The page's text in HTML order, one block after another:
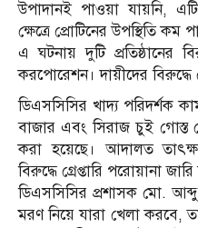
উপাদানই পাওয়া যায়নি,
ক্ষেত্রে প্রোটিনের উপস্থিতি কম
এ ঘটনায় দুটি প্রতিষ্ঠানের
করপোরেশন। দায়ীদের বিরুদ্ধে
ডিএসসিসির খাদ্য পরিদর্শক
বাজার এবং সিরাজ চুই গোস্ত
করা হয়েছে। আদালত
বিরুদ্ধে গ্রেপ্তারি পরোয়ানা
ডিএসসিসির প্রশাসক মো.
মরণ নিয়ে যারা খেলা করবে,